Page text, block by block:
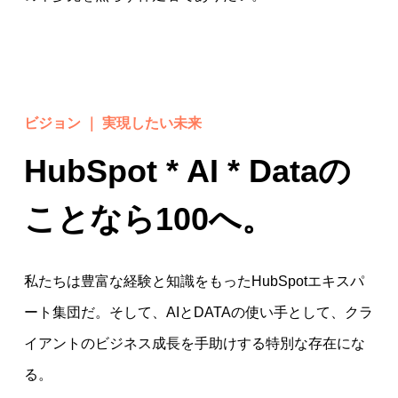
ビジョン ｜ 実現したい未来
HubSpot * AI * Dataの
ことなら100へ。
私たちは豊富な経験と知識をもったHubSpotエキスパ
ート集団だ。そして、AIとDATAの使い手として、クラ
イアントのビジネス成長を手助けする特別な存在にな
る。